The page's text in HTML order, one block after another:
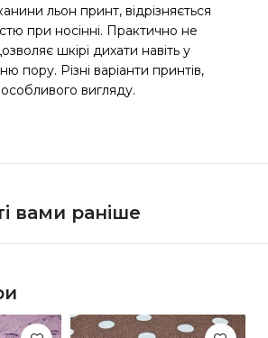
льон принт, відрізняється
при носінні. Практично не
шкірі дихати навіть у
пору. Різні варіанти принтів,
вигляду.
вами раніше